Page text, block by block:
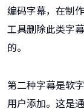
编码字幕，在制
工具删除此类字
的。
第二种字幕是软
用户添加。这是